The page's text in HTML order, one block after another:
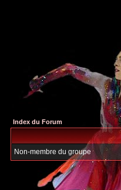
Index du Forum
Non-membre du groupe